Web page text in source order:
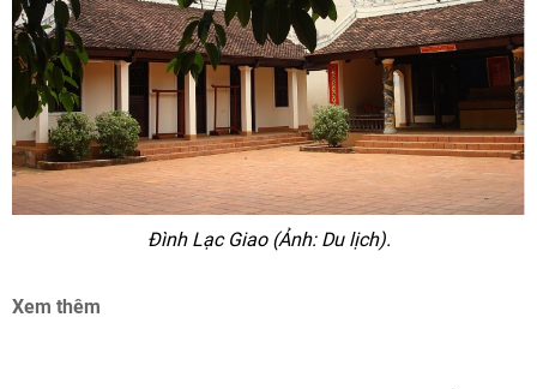
Đình Lạc Giao (Ảnh: Du lịch).
Xem thêm